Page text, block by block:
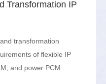
Transformation IP
transformation
of flexible IP
and power PCM